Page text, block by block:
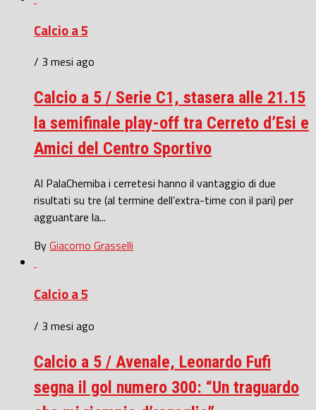
Calcio a 5
/ 3 mesi ago
Calcio a 5 / Serie C1, stasera alle 21.15
la semifinale play-off tra Cerreto d’Esi e
Amici del Centro Sportivo
Al PalaChemiba i cerretesi hanno il vantaggio di due
risultati su tre (al termine dell’extra-time con il pari) per
agguantare la...
ByGiacomo Grasselli
Calcio a 5
/ 3 mesi ago
Calcio a 5 / Avenale, Leonardo Fufi
segna il gol numero 300: “Un traguardo